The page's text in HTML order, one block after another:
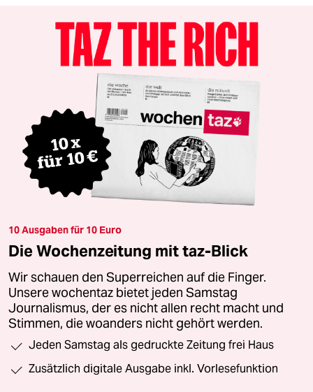
10 Ausgaben für 10 Euro
Die Wochenzeitung mit taz-Blick
Wir schauen den Superreichen auf die Finger.
Unsere wochentaz bietet jeden Samstag
Journalismus, der es nicht allen recht macht und
Stimmen, die woanders nicht gehört werden.
Jeden Samstag als gedruckte Zeitung frei Haus
Zusätzlich digitale Ausgabe inkl. Vorlesefunktion